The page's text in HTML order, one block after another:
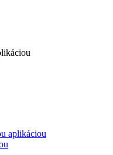
aplikáciou